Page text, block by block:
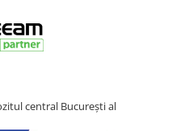
central București al